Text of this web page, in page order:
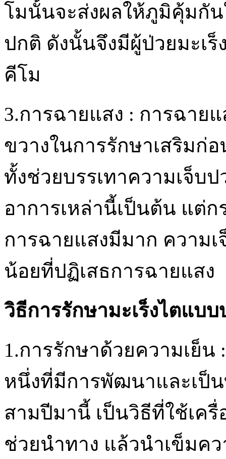
โมนั้นจะส่งผลให้ภูมิคุ้มกัน
ปกติ ดังนั้นจึงมีผู้ป่วยมะเ
คีโม
3.การฉายแสง : การฉาย
ขวางในการรักษาเสริมก่
ทั้งช่วยบรรเทาความเจ็บ
อาการเหล่านี้เป็นต้น แต่ก
การฉายแสงมีมาก ความ
น้อยที่ปฏิเสธการฉายแสง
วิธีการรักษามะเร็งไตแบ
1.การรักษาด้วยความเย็น
หนึ่งที่มีการพัฒนาและเป็น
สามปีมานี้ เป็นวิธีที่ใช้เค
ช่วยนำทาง แล้วนำเข็มค